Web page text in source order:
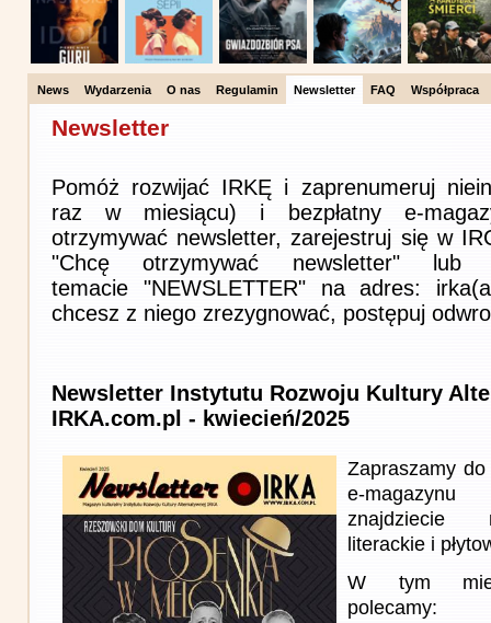
News Wydarzenia O nas Regulamin Newsletter FAQ Współpraca
Newsletter
Pomóż rozwijać IRKĘ i zaprenumeruj
raz w miesiącu) i bezpłatny e-
otrzymywać newsletter, zarejestruj się w
"Chcę otrzymywać newsletter"
temacie "NEWSLETTER" na adres:
chcesz z niego zrezygnować, postępuj
Newsletter Instytutu Rozwoju Kultury
IRKA.com.pl - kwiecień/2025
Zapraszamy
e-
znajdziecie
literackie i
W tym
polecamy: